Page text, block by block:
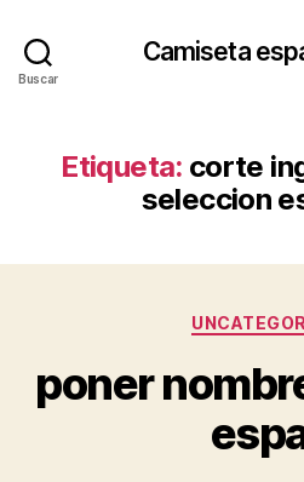
Buscar
Camiseta
Etiqueta: corte
seleccion
poner